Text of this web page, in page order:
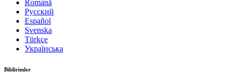
Română
Русский
Español
Svenska
Türkçe
Українська
Bildirimler